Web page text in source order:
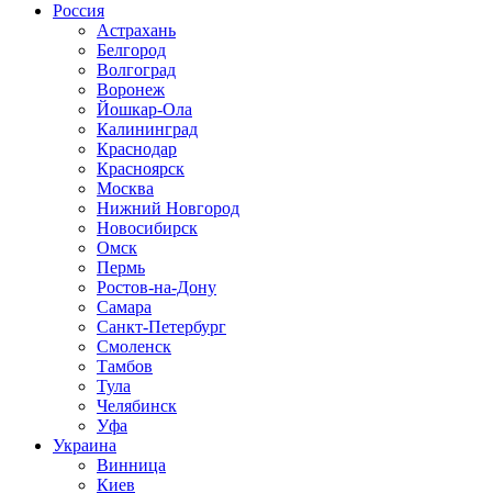
Россия
Астрахань
Белгород
Волгоград
Воронеж
Йошкар-Ола
Калининград
Краснодар
Красноярск
Москва
Нижний Новгород
Новосибирск
Омск
Пермь
Ростов-на-Дону
Самара
Санкт-Петербург
Смоленск
Тамбов
Тула
Челябинск
Уфа
Украина
Винница
Киев